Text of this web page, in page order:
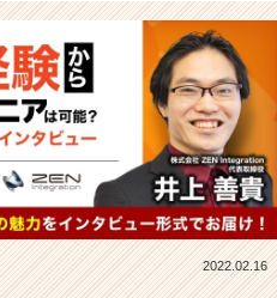
2022.02.16